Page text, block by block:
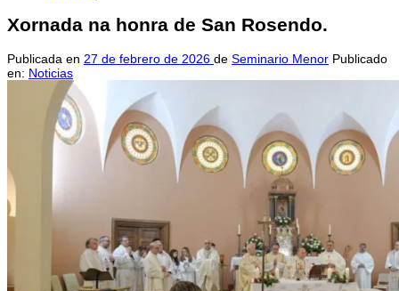
Xornada na honra de San Rosendo.
Publicada en 27 de febrero de 2026 de Seminario Menor Publicado
en: Noticias